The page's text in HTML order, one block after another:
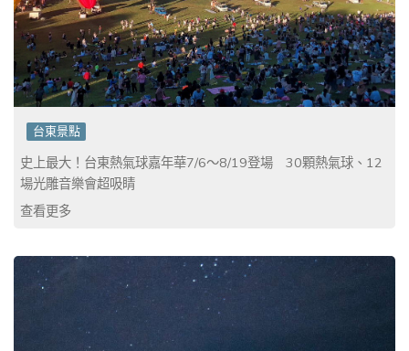
台東景點
史上最大！台東熱氣球嘉年華7/6～8/19登場 30顆熱氣球、12
場光雕音樂會超吸睛
查看更多